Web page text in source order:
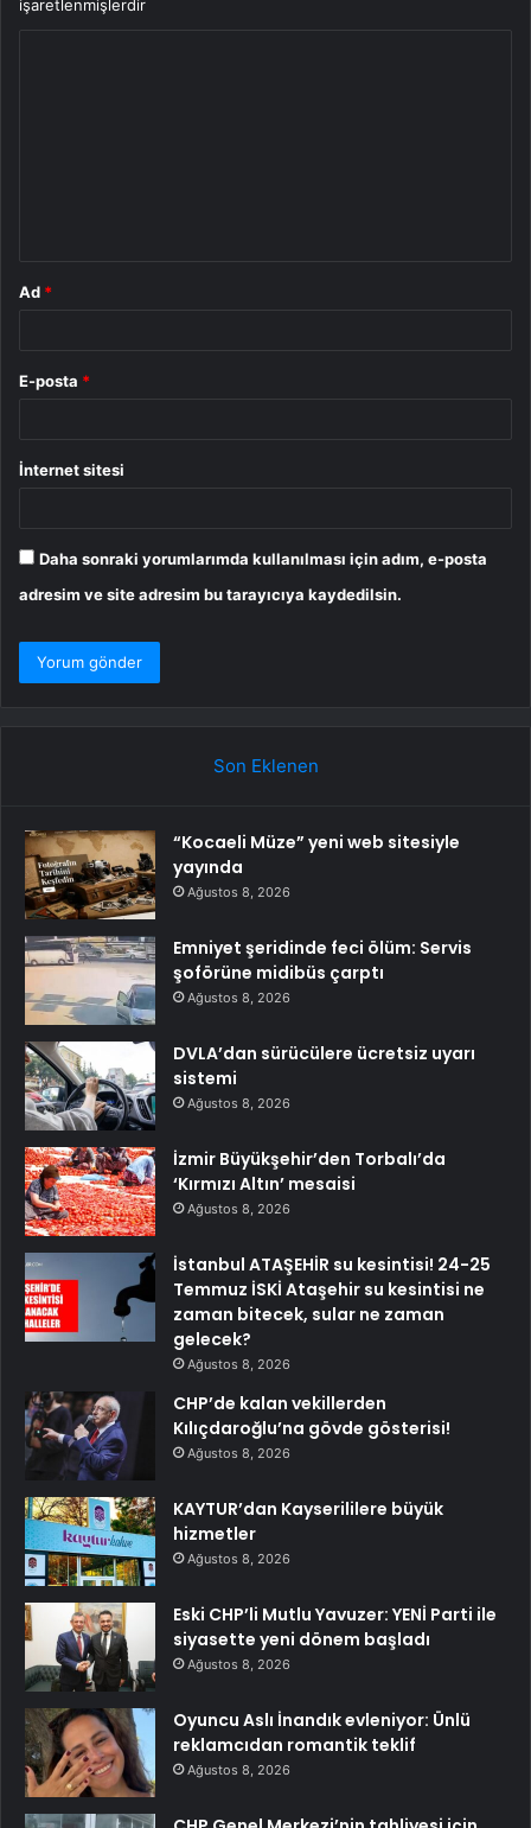
işaretlenmişlerdir
Ad *
E-posta *
İnternet sitesi
Daha sonraki yorumlarımda kullanılması için adım, e-posta
adresim ve site adresim bu tarayıcıya kaydedilsin.
Son Eklenen
“Kocaeli Müze” yeni web sitesiyle
yayında
Ağustos 8, 2026
Emniyet şeridinde feci ölüm: Servis
şoförüne midibüs çarptı
Ağustos 8, 2026
DVLA’dan sürücülere ücretsiz uyarı
sistemi
Ağustos 8, 2026
İzmir Büyükşehir’den Torbalı’da
‘Kırmızı Altın’ mesaisi
Ağustos 8, 2026
İstanbul ATAŞEHİR su kesintisi! 24-25
Temmuz İSKİ Ataşehir su kesintisi ne
zaman bitecek, sular ne zaman
gelecek?
Ağustos 8, 2026
CHP’de kalan vekillerden
Kılıçdaroğlu’na gövde gösterisi!
Ağustos 8, 2026
KAYTUR’dan Kayserililere büyük
hizmetler
Ağustos 8, 2026
Eski CHP’li Mutlu Yavuzer: YENİ Parti ile
siyasette yeni dönem başladı
Ağustos 8, 2026
Oyuncu Aslı İnandık evleniyor: Ünlü
reklamcıdan romantik teklif
Ağustos 8, 2026